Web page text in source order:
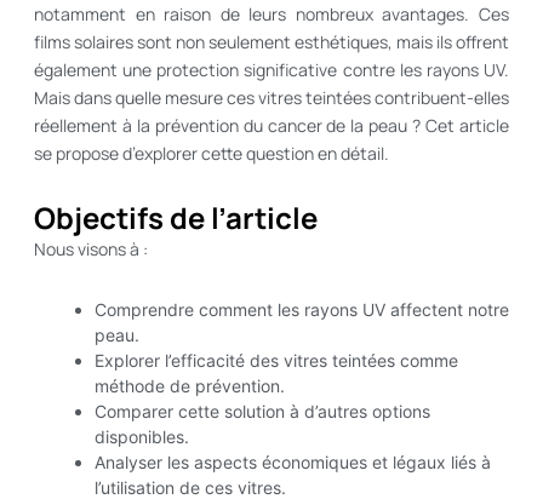
notamment en raison de leurs nombreux avantages. Ces
films solaires sont non seulement esthétiques, mais ils offrent
également une protection significative contre les rayons UV.
Mais dans quelle mesure ces vitres teintées contribuent-elles
réellement à la prévention du cancer de la peau ? Cet article
se propose d’explorer cette question en détail.
Objectifs de l’article
Nous visons à :
Comprendre comment les rayons UV affectent notre
peau.
Explorer l’efficacité des vitres teintées comme
méthode de prévention.
Comparer cette solution à d’autres options
disponibles.
Analyser les aspects économiques et légaux liés à
l’utilisation de ces vitres.